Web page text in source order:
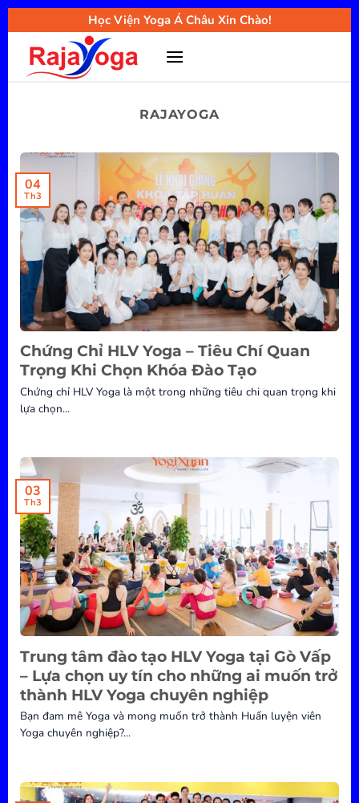
Bỏ
qua
nội
Học Viện Yoga Á Châu Xin Chào!
RAJAYOGA
Chứng Chỉ HLV Yoga – Tiêu Chí Quan
Trọng Khi Chọn Khóa Đào Tạo
Chứng chỉ HLV Yoga là một trong những tiêu chi quan trọng khi
lựa chọn...
04
Th3
Trung tâm đào tạo HLV Yoga tại Gò Vấp
– Lựa chọn uy tín cho những ai muốn trở
thành HLV Yoga chuyên nghiệp
Bạn đam mê Yoga và mong muốn trở thành Huấn luyện viên
Yoga chuyên nghiệp?...
03
Th3